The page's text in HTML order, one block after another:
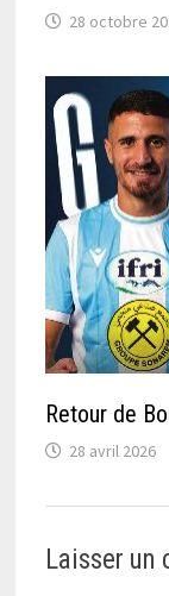
28 octobre
Retour de
28 avril 2026
Laisser un